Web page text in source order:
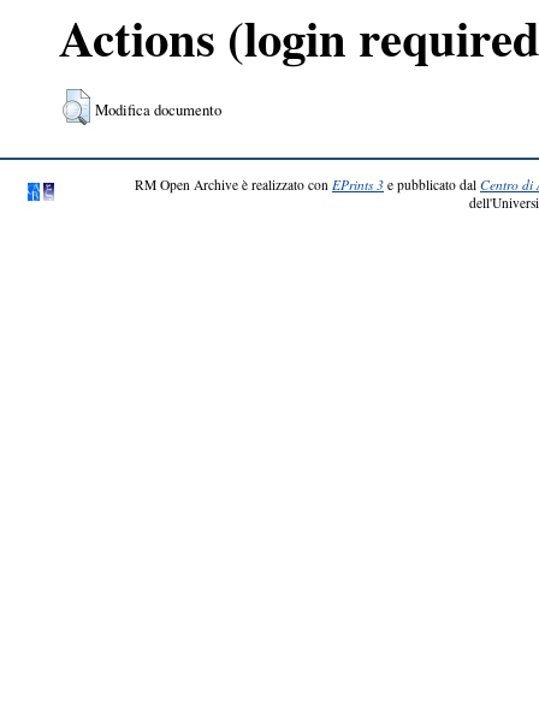
Actions (login
Modifica documento
RM Open Archive è realizzato con EPrints 3 e pubblicato dal Centro di